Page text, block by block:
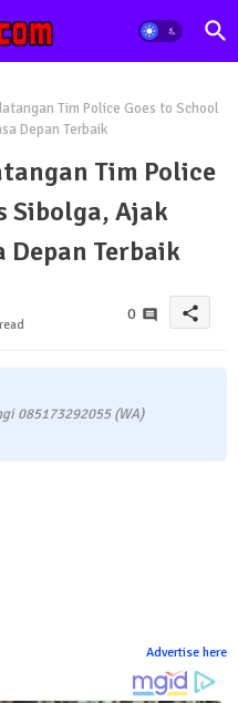
Tim Police Goes to School
Depan Terbaik
Tim Police
Sibolga, Ajak
Depan Terbaik
0 share
085173292055 (WA)
Advertise here